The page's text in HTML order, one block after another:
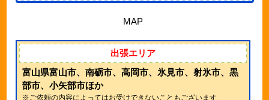
MAP
出張エリア
富山県富山市、南砺市、高岡市、氷見市、射氷市、黒
部市、小矢部市ほか
※ご依頼の内容によってはお受けできないこともございます